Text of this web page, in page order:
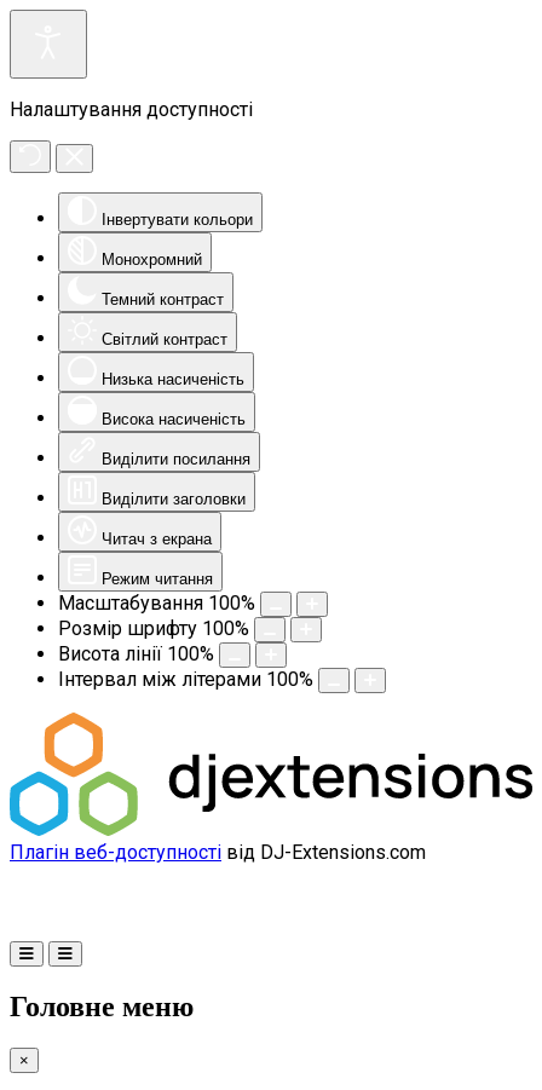
Налаштування доступності
Інвертувати кольори
Монохромний
Темний контраст
Світлий контраст
Низька насиченість
Висока насиченість
Виділити посилання
Виділити заголовки
Читач з екрана
Режим читання
Масштабування 100%
Розмір шрифту 100%
Висота лінії 100%
Інтервал між літерами 100%
Плагін веб-доступності від DJ-Extensions.com
Головне меню
×